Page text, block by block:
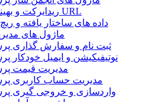
ریدایرکت و بهینه سازی URL
داده های ساختار یافته و
ماژول های
ثبت نام و سفارش گذاری
نوتیفیکیشن و ایمیل خودکار
مدیریت قیمت
مدیریت حساب کاربری
واردسازی و خروجی گیری